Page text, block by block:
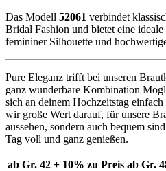
Das Modell 52061 verbindet
Bridal Fashion und bietet eine
femininer Silhouette und
Pure Eleganz trifft bei unseren
ganz wunderbare Kombination
sich an deinem Hochzeitstag
wir große Wert darauf, für unsere
aussehen, sondern auch bequem
Tag voll und ganz genießen.
ab Gr. 42 + 10% zu Preis ab Gr.